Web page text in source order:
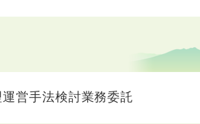
営手法検討業務委託